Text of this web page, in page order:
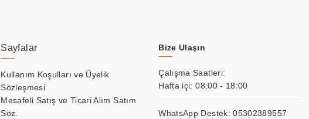
Sayfalar
Kullanım Koşulları ve Üyelik
Sözleşmesi
Mesafeli Satış ve Ticari Alım Satım
Söz.
Bize Ulaşın
Çalışma Saatleri:
Hafta içi: 08:00 - 18:00
WhatsApp Destek:05302389557